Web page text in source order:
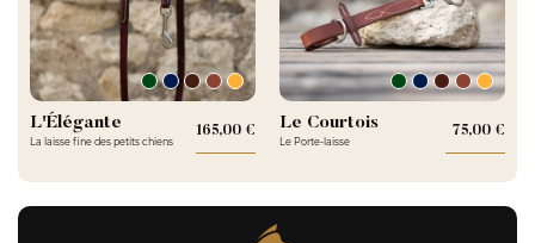
L'Élégante
La laisse fine des petits chiens Prix
165,00 € Le Courtois
Le Porte-laisse
75,00 €